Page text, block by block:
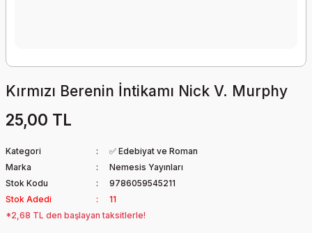
Kırmızı Berenin İntikamı Nick V. Murphy
25,00 TL
Kategori
✅ Edebiyat ve Roman
Marka
Nemesis Yayınları
Stok Kodu
9786059545211
Stok Adedi
11
*2,68 TL den başlayan taksitlerle!